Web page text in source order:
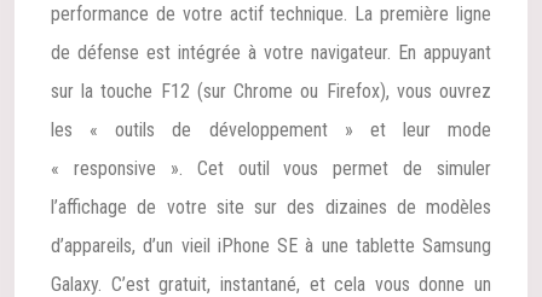
performance de votre actif technique. La première ligne
de défense est intégrée à votre navigateur. En appuyant
sur la touche F12 (sur Chrome ou Firefox), vous ouvrez
les « outils de développement » et leur mode
« responsive ». Cet outil vous permet de simuler
l’affichage de votre site sur des dizaines de modèles
d’appareils, d’un vieil iPhone SE à une tablette Samsung
Galaxy. C’est gratuit, instantané, et cela vous donne un